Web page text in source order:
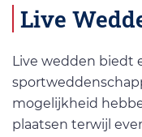
Live
Live wedden biedt
mogelijkheid
plaatsen terwijl